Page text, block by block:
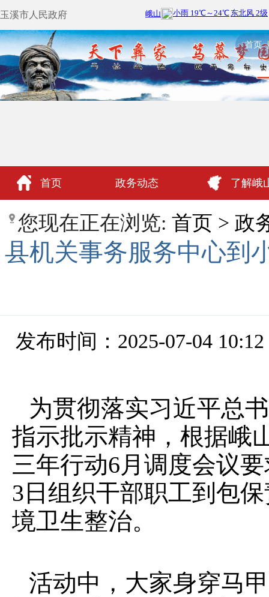
玉溪市人民政府
首页
首页 政务动态 了解峨
政民互动
您现在正在浏览: 首页 > 政
县机关事务服务中心到
发布时间：2025-07-04 10:12
为贯彻落实习近平总
指示批示精神，根据峨
三年行动6月调度会议
3日组织干部职工到包
境卫生整治。
活动中，大家身穿马